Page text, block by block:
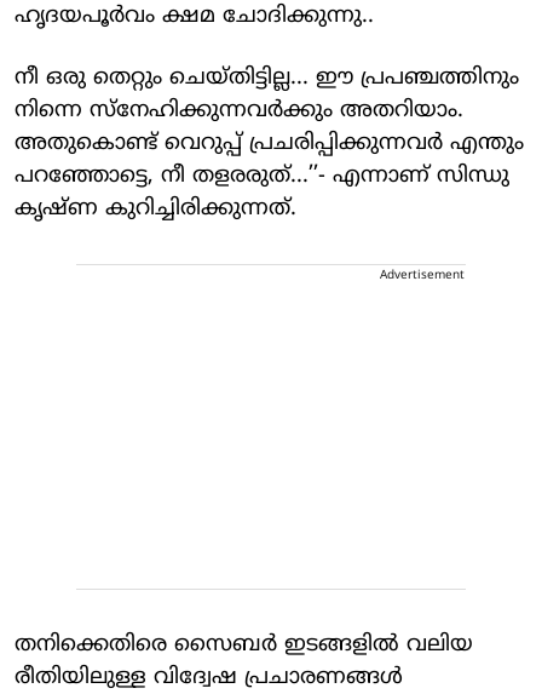
ഹൃദയപൂർവം ക്ഷമ ചോദിക്കുന്നു..
നീ ഒരു തെറ്റും ചെയ്തിട്ടില്ല... ഈ പ്രപഞ്ചത്തിനും
നിന്നെ സ്നേഹിക്കുന്നവർക്കും അതറിയാം.
അതുകൊണ്ട് വെറുപ്പ് പ്രചരിപ്പിക്കുന്നവർ എന്തും
പറഞ്ഞോട്ടെ, നീ തളരരുത്...’’- എന്നാണ് സിന്ധു
കൃഷ്ണ കുറിച്ചിരിക്കുന്നത്.
Advertisement
തനിക്കെതിരെ സൈബർ ഇടങ്ങളിൽ വലിയ
രീതിയിലുള്ള വിദ്വേഷ പ്രചാരണങ്ങൾ